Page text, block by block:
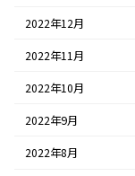
2022年12月
2022年11月
2022年10月
2022年9月
2022年8月